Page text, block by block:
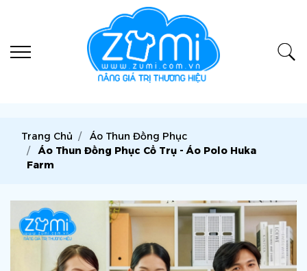
Trang Chủ
Áo Thun Đồng Phục
Áo Thun Đồng Phục Cổ Trụ - Áo Polo Huka
Farm